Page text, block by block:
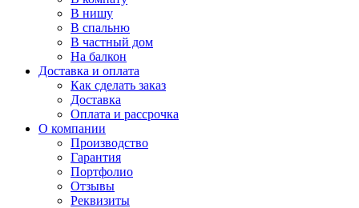
В нишу
В спальню
В частный дом
На балкон
Доставка и оплата
Как сделать заказ
Доставка
Оплата и рассрочка
О компании
Производство
Гарантия
Портфолио
Отзывы
Реквизиты